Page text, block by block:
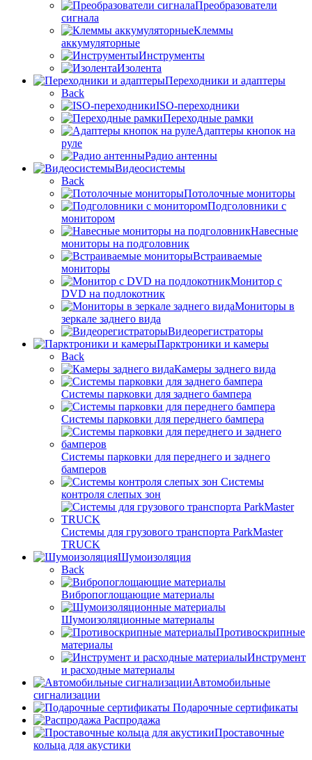
Преобразователи
сигнала
Клеммы
аккумуляторные
Инструменты
Изолента
Переходники и адаптеры
Back
ISO-переходники
Переходные рамки
Адаптеры кнопок на
руле
Радио антенны
Видеосистемы
Back
Потолочные мониторы
Подголовники с
монитором
Навесные
мониторы на подголовник
Встраиваемые
мониторы
Монитор с
DVD на подлокотник
Мониторы в
зеркале заднего вида
Видеорегистраторы
Парктроники и камеры
Back
Камеры заднего вида
Системы парковки для заднего бампера
Системы парковки для переднего бампера
Системы парковки для переднего и заднего
бамперов
Системы
контроля слепых зон
Системы для грузового транспорта ParkMaster
TRUCK
Шумоизоляция
Back
Вибропоглощающие материалы
Шумоизоляционные материалы
Противоскрипные
материалы
Инструмент
и расходные материалы
Автомобильные
сигнализации
Подарочные сертификаты
Распродажа
Проставочные
кольца для акустики